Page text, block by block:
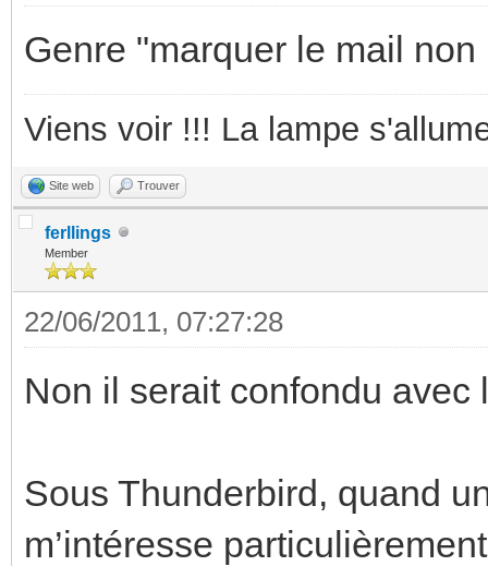
Genre "marquer le mail non
Viens voir !!! La lampe
Site web Trouver
ferllings
Member
22/06/2011, 07:27:28
Non il serait confondu avec
Sous Thunderbird, quand
m’intéresse